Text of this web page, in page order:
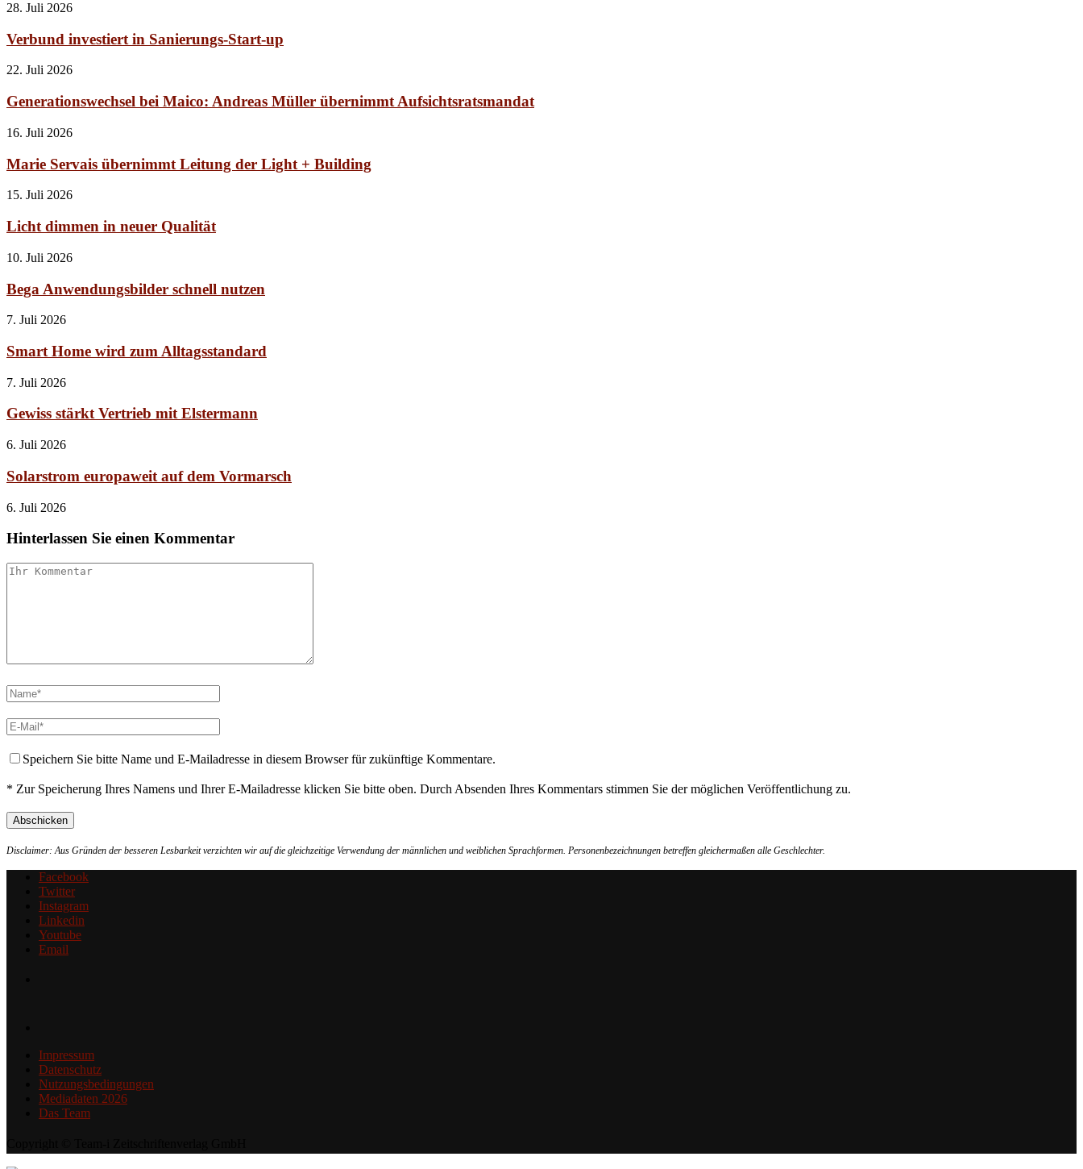
28. Juli 2026
Verbund investiert in Sanierungs-Start-up
22. Juli 2026
Generationswechsel bei Maico: Andreas Müller übernimmt Aufsichtsratsmandat
16. Juli 2026
Marie Servais übernimmt Leitung der Light + Building
15. Juli 2026
Licht dimmen in neuer Qualität
10. Juli 2026
Bega Anwendungsbilder schnell nutzen
7. Juli 2026
Smart Home wird zum Alltagsstandard
7. Juli 2026
Gewiss stärkt Vertrieb mit Elstermann
6. Juli 2026
Solarstrom europaweit auf dem Vormarsch
6. Juli 2026
Hinterlassen Sie einen Kommentar
Speichern Sie bitte Name und E-Mailadresse in diesem Browser für zukünftige Kommentare.
* Zur Speicherung Ihres Namens und Ihrer E-Mailadresse klicken Sie bitte oben. Durch Absenden Ihres Kommentars stimmen Sie der möglichen Veröffentlichung zu.
Disclaimer: Aus Gründen der besseren Lesbarkeit verzichten wir auf die gleichzeitige Verwendung der männlichen und weiblichen Sprachformen. Personenbezeichnungen betreffen gleichermaßen alle Geschlechter.
Facebook
Twitter
Instagram
Linkedin
Youtube
Email
Impressum
Datenschutz
Nutzungsbedingungen
Mediadaten 2026
Das Team